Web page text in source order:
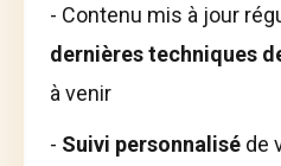
- Contenu mis à jour
dernières techniques
à venir
- Suivi personnalisé de